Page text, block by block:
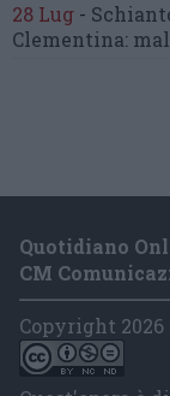
28 Lug -
Clementina:
Quotidiano
CM
Copyright